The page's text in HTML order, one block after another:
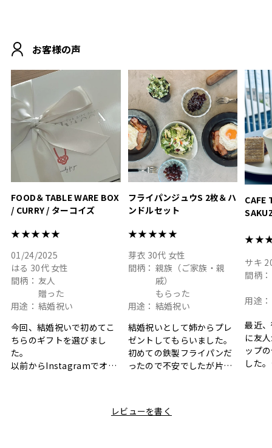
おうちカフェもお洒落にな
って嬉しい𖠚 ⡱
.
#hyacca #結婚祝い
素敵なギフトを
ありがとうございました
#hyacca #結婚祝い
#お祝い #プレゼント
真っ
いい
#結婚
淡色
結婚
色イ
お客様の声
FOOD＆TABLE WARE BOX
/ CURRY / ターコイズ
★★★★★
01/24/2025
はる 30代 女性
間柄： 友人
贈った
用途： 結婚祝い
今回、結婚祝いで初めてこ
ちらのギフトを選びまし
た。
以前からInstagramでオシ
と大好きなカレーのセット
フライパンジュウS 2枚＆ハ
ンドルセット
★★★★★
芽衣 30代 女性
間柄： 親族（ご家族・親
戚）
もらった
用途： 結婚祝い
結婚祝いとして姉からプレ
ゼントしてもらいました。
初めての鉄製フライパンだ
ったので不安でしたが片手
利です。洗い物も減って一
CAFE
サキ
間柄：
用途：
最近
に友
ップ
した。
レビューを書く